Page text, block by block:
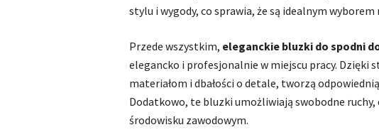
stylu i wygody, co sprawia, że są idealnym
Przede wszystkim, eleganckie bluzki do spodni
elegancko i profesjonalnie w miejscu pracy. Dzięki
materiałom i dbałości o detale, tworzą
Dodatkowo, te bluzki umożliwiają swobodne
środowisku zawodowym.